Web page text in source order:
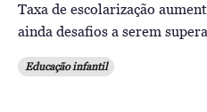
Taxa de escolarização
ainda desafios a serem
Educação infantil